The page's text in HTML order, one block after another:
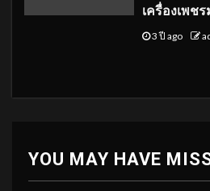
เครื่องเพช
3 ปี ago
YOU MAY HAVE